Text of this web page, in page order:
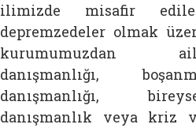
ilimizde misafir
depremzedeler olmak
kurumumuzdan
danışmanlığı,
danışmanlığı,
danışmanlık veya kriz